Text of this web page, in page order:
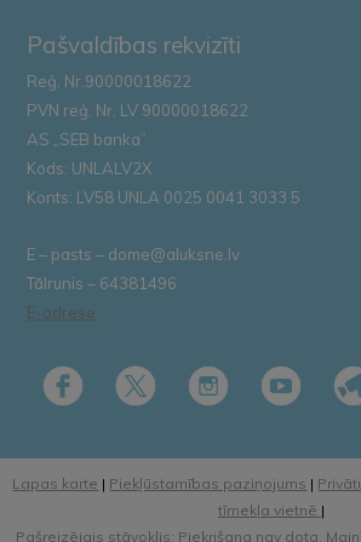
Pašvaldības rekvizīti
Reģ. Nr.90000018622
PVN reģ. Nr. LV 90000018622
AS „SEB banka”
Kods: UNLALV2X
Konts: LV58 UNLA 0025 0041 3033 5
E – pasts – dome@aluksne.lv
Tālrunis – 64381496
E-adrese
Lapas karte | Piekļūstamības paziņojums |
tīmekļa vietnē |
Pašreizējais stāvoklis: Piekrišana nav dota.